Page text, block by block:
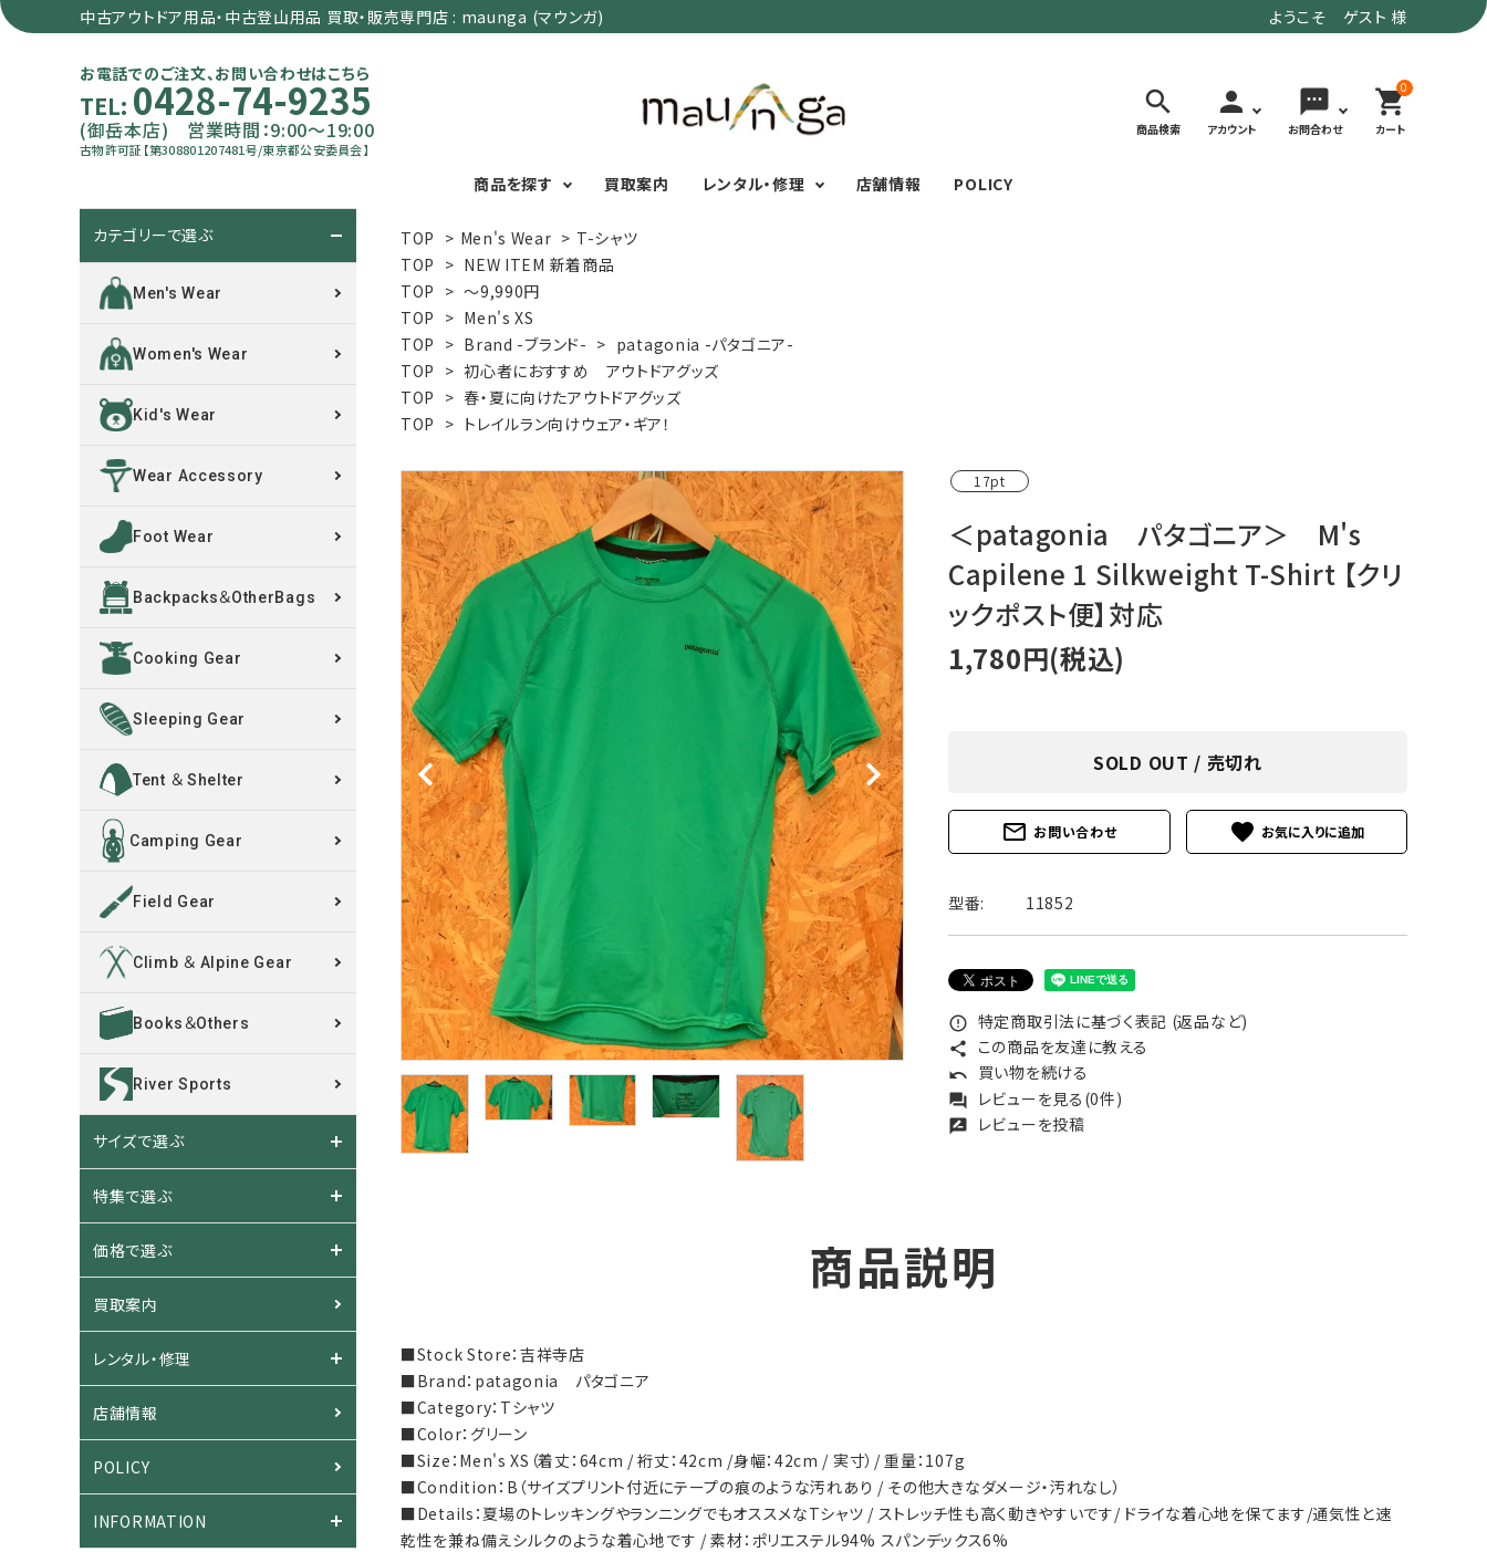
中古アウトドア用品・中古登山用品 買取・販売専門店 : maunga (マウンガ) ようこそ ゲスト 様
お電話でのご注文、お問い合わせはこちら
TEL: 0428-74-9235
(御岳本店) 営業時間：9:00～19:00
古物許可証【第308801207481号/東京都公安委員会】
search
商品検索
person
アカウント
sms
お問合わせ
0
shopping_cart
カート
商品を探す
Men's Wear
Women's Wear
Kid's Wear
Wear Accessory
Backpacks＆
OtherBags
Cooking Gear
Sleeping Gear
Tent ＆ Shelter
Camping Gear
Field Gear
Climb ＆ Alpine
MENS
XXSXS
UNISEX
XXSXSSMLXL
本気の登山用品
春・夏に向けたアウトドアグ
ッズ
冬期・雪山に向けたウェア・
ギア
テント泊山行に向けたギ
ア！
沢登りに向けたウェア・ギ
トレイルラン向けウェア・ギ
ア！
キャンプに向けたギア！
リバースポーツ
ミリタリーライン・ミリタリー
買取案内 レンタル・修理 店舗情報 POLICY
レンタル・修理
INFORMATION
ACCOUNT MENU
ようこそ ゲスト 様
ログイン
TOP > Men's Wear > T-シャツ
TOP > NEW ITEM 新着商品
TOP > ～9,990円
TOP > Men's XS
TOP > Brand -ブランド- > patagonia -パタゴニア-
TOP > 初心者におすすめ アウトドアグッズ
TOP > 春・夏に向けたアウトドアグッズ
TOP > トレイルラン向けウェア・ギア！
17pt
＜patagonia パタゴニア＞ M's
Capilene 1 Silkweight T-Shirt 【クリ
ックポスト便】対応
1,780円(税込)
SOLD OUT / 売切れ
mail_outline お問い合わせ favorite
型番: 11852
error_outline 特定商取引法に基づく表記 (返品など)
share この商品を友達に教える
undo 買い物を続ける
forum レビューを見る(0件)
rate_review レビューを投稿
商品説明
■Stock Store：吉祥寺店
■Brand：patagonia パタゴニア
■Category：Tシャツ
■Color：グリーン
■Size：Men's XS（着丈：64cm / 裄丈：42cm /身幅：42cm / 実寸）/ 重量：107g
■Condition：B（サイズプリント付近にテープの痕のような汚れあり / その他大きなダメージ・汚れなし）
■Details：夏場のトレッキングやランニングでもオススメなTシャツ / ストレッチ性も高く動きやすいです/ ドライな着心地を保てます/通気性と速
乾性を兼ね備えシルクのような着心地です / 素材：ポリエステル94% スパンデックス6%
カテゴリーで選ぶ
Men's Wear
Women's Wear
Kid's Wear
Wear Accessory
Foot Wear
Backpacks＆OtherBags
Cooking Gear
Sleeping Gear
Tent ＆ Shelter
Camping Gear
Field Gear
Climb ＆ Alpine Gear
Books＆Others
River Sports
サイズで選ぶ
特集で選ぶ
価格で選ぶ
買取案内
レンタル・修理
店舗情報
POLICY
INFORMATION